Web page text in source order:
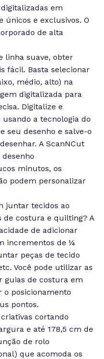
em
únicos e exclusivos. O
de alta
linha suave, obter
fácil. Basta selecionar
médio, alto) na
digitalizada para
Digitalize e
a tecnologia do
seu desenho e salve-o
A ScanNCut
minutos, os
podem personalizar
juntar tecidos ao
de costura e quilting? A
de adicionar
incrementos de ¼
peças de tecido
Você pode utilizar as
guias de costura em
o posicionamento
pontos.
cortando
e até 178,5 cm de
de rolo
que acomoda os